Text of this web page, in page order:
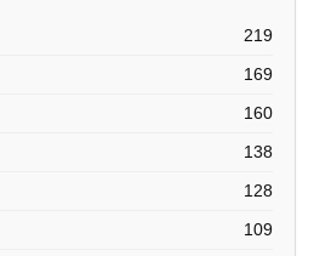
219
169
160
138
128
109